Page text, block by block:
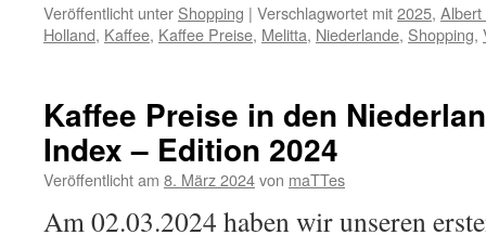
Veröffentlicht unter Shopping | Verschlagwortet mit2025, Albert
Holland, Kaffee, Kaffee Preise, Melitta, Niederlande, Shopping,
Kaffee Preise in den
Index – Edition 2024
Veröffentlicht am 8. März 2024von maTTes
Am 02.03.2024 haben wir unseren